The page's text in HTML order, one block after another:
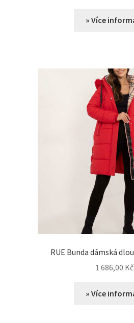
» Více
RUE Bunda dámská
1 686,00 Kč
» Více